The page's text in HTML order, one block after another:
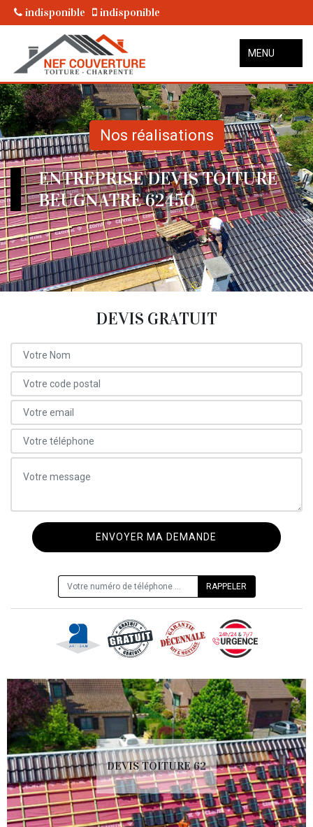
indisponible indisponible
MENU
Nos réalisations
ENTREPRISE DEVIS TOITURE
BEUGNATRE 62450
DEVIS GRATUIT
DEVIS TOITURE 62